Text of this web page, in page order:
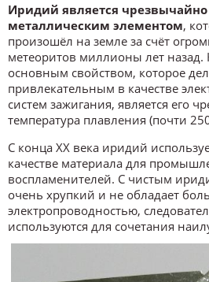
Иридий является
металлическим элементом,
произошёл на земле за счёт
метеоритов миллионы лет назад.
основным свойством, которое
привлекательным в качестве
систем зажигания, является его
температура плавления (почти
С конца XX века иридий
качестве материала для
воспламенителей. С чистым
очень хрупкий и не обладает
электропроводностью,
используются для сочетания